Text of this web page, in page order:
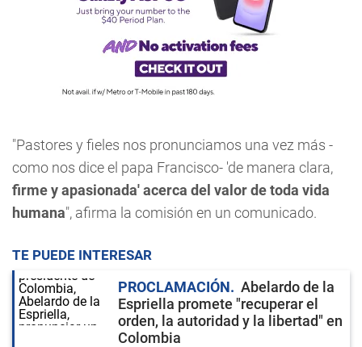
"Pastores y fieles nos pronunciamos una vez más -
como nos dice el papa Francisco- 'de manera clara,
firme y apasionada' acerca del valor de toda vida
humana", afirma la comisión en un comunicado.
TE PUEDE INTERESAR
PROCLAMACIÓN
Abelardo de la
Espriella promete "recuperar el
orden, la autoridad y la libertad" en
Colombia